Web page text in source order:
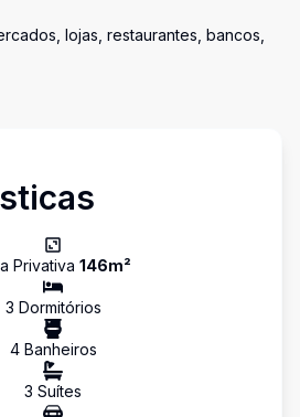
lojas, restaurantes, bancos,
Privativa 146m²
3 Dormitórios
4Banheiros
3 Suítes